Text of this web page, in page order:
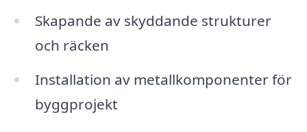
Skapande av skyddande strukturer
och räcken
Installation av metallkomponenter för
byggprojekt